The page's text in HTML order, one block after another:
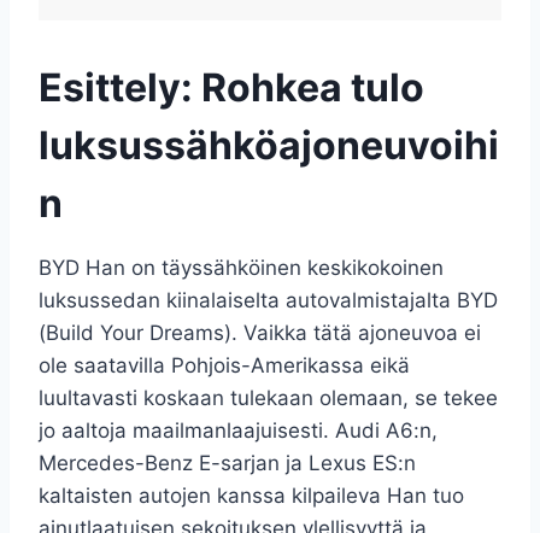
Esittely: Rohkea tulo
luksussähköajoneuvoihi
n
BYD Han on täyssähköinen keskikokoinen
luksussedan kiinalaiselta autovalmistajalta BYD
(Build Your Dreams). Vaikka tätä ajoneuvoa ei
ole saatavilla Pohjois-Amerikassa eikä
luultavasti koskaan tulekaan olemaan, se tekee
jo aaltoja maailmanlaajuisesti. Audi A6:n,
Mercedes-Benz E-sarjan ja Lexus ES:n
kaltaisten autojen kanssa kilpaileva Han tuo
ainutlaatuisen sekoituksen ylellisyyttä ja